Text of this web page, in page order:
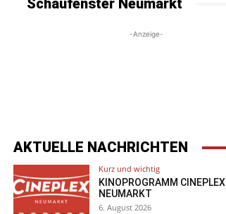
Schaufenster Neumarkt
-Anzeige-
AKTUELLE NACHRICHTEN
Kurz und wichtig
KINOPROGRAMM CINEPLEX
NEUMARKT
6. August 2026